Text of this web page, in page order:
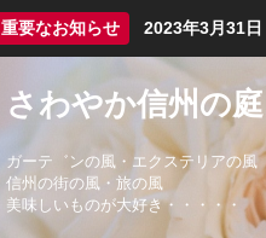
重要なお知らせ 2023年3月31日
さわやか信州の
ガーテ゛ンの風・エクステリアの風
信州の街の風・旅の風
美味しいものが大好き・・・・・